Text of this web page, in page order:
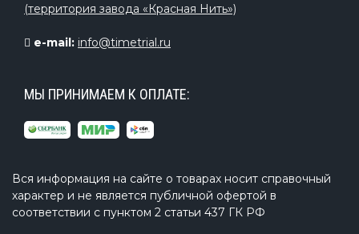
(территория завода «Красная Нить»)
e-mail: info@timetrial.ru
МЫ ПРИНИМАЕМ К ОПЛАТЕ:
Вся информация на сайте о товарах носит справочный
характер и не является публичной офертой в
соответствии с пунктом 2 статьи 437 ГК РФ